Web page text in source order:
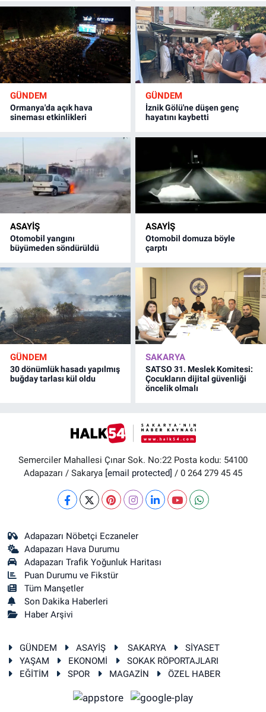
GÜNDEM
Ormanya'da açık hava
sineması etkinlikleri
GÜNDEM
İznik Gölü'ne düşen genç
hayatını kaybetti
ASAYİŞ
Otomobil yangını
büyümeden söndürüldü
ASAYİŞ
Otomobil domuza böyle
çarptı
GÜNDEM
30 dönümlük hasadı yapılmış
buğday tarlası kül oldu
SAKARYA
SATSO 31. Meslek Komitesi:
Çocukların dijital güvenliği
öncelik olmalı
Semerciler Mahallesi Çınar Sok. No:22 Posta kodu: 54100
Adapazarı / Sakarya [email protected] / 0 264 279 45 45
Adapazarı Nöbetçi Eczaneler
Adapazarı Hava Durumu
Adapazarı Trafik Yoğunluk Haritası
Puan Durumu ve Fikstür
Tüm Manşetler
Son Dakika Haberleri
Haber Arşivi
GÜNDEM ASAYİŞ SAKARYA
SİYASET
YAŞAM
EKONOMİ
SOKAK RÖPORTAJLARI
EĞİTİM
SPOR MAGAZİN ÖZEL HABER